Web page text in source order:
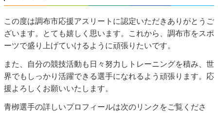
この度は調布市応援アスリートに認定いただきありがとうご
ざいます。とても嬉しく思います。これから、調布市をスポ
ーツで盛り上げていけるように頑張りたいです。
また、自分の競技活動も日々努力しトレーニングを積み、世
界でもしっかり活躍できる選手になれるよう頑張ります。応
援よろしくお願いいたします。
青栁選手の詳しいプロフィールは次のリンクをご覧くださ